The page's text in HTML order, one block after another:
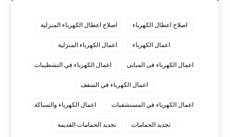
اصلاح اعطال الكهرباء اصلاح اعطال الكهرباء المنزلية
اعمال الكهرباء اعمال الكهرباء المنزلية
اعمال الكهرباء فى المبانى اعمال الكهرباء في التشطيبات
اعمال الكهرباء في السقف
اعمال الكهرباء في المستشفيات اعمال الكهرباء والسباكة
تجديد الحمامات تجديد الحمامات القديمة